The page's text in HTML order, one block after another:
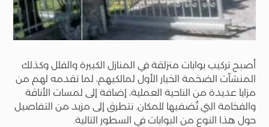
أصبح تركيب بوابات منزلقة في المنازل الكبيرة والفلل وكذلك
المنشآت الضخمة الخيار الأول لمالكيهم، لما تقدمه لهم من
مزايا عديدة من الناحية العملية، إضافة إلى لمسات الأناقة
والفخامة التي تُضفيها للمكان. نتطرق إلى مزيد من التفاصيل
حول هذا النوع من البوابات في السطور التالية.